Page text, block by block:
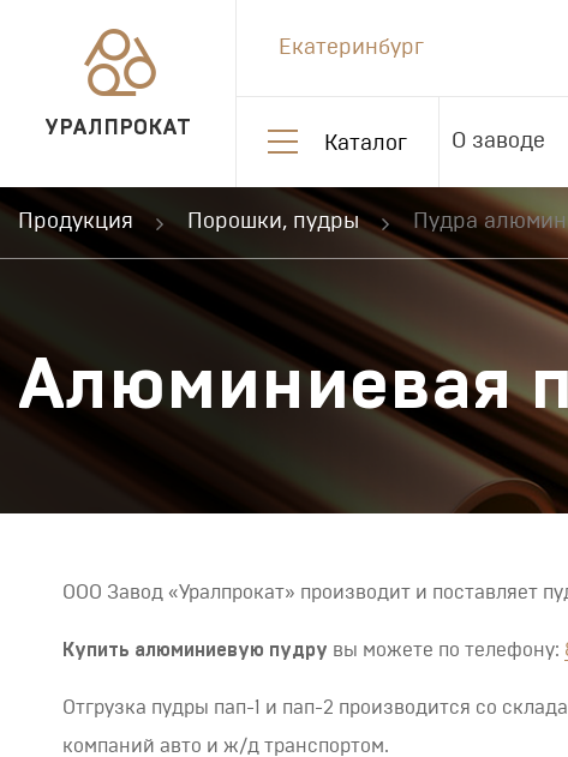
УРАЛПРОКАТ
Екатеринбург
Каталог О заводе
Продукция Порошки, пудры Пудра
Алюминиевая
ООО Завод «Уралпрокат» производит и поставляет
Купить алюминиевую пудру вы можете по телефону:
Отгрузка пудры пап-1 и пап-2 производится со
компаний авто и ж/д транспортом.